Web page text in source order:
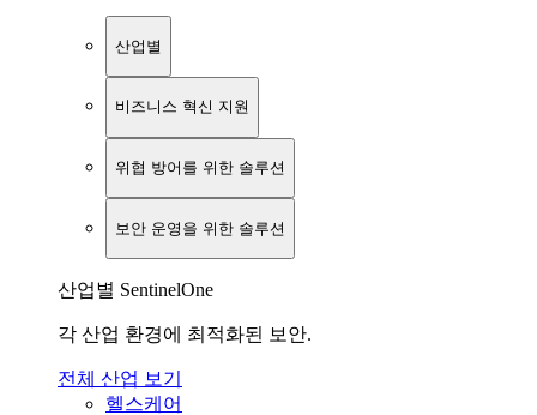
산업별
비즈니스 혁신 지원
위협 방어를 위한 솔루션
보안 운영을 위한 솔루션
산업별 SentinelOne
각 산업 환경에 최적화된 보안.
전체 산업 보기
헬스케어